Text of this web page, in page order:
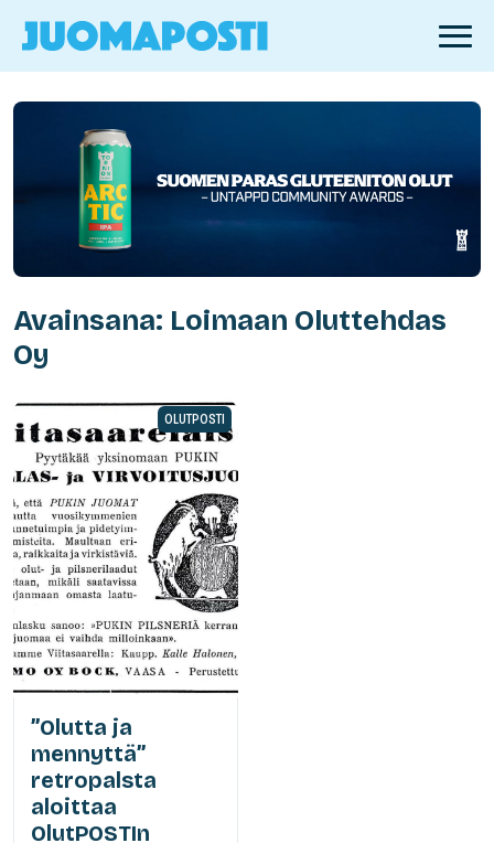
Avainsana: Loimaan Oluttehdas
Oy
OLUTPOSTI
”Olutta ja
mennyttä”
retropalsta
aloittaa
OlutPOSTIn